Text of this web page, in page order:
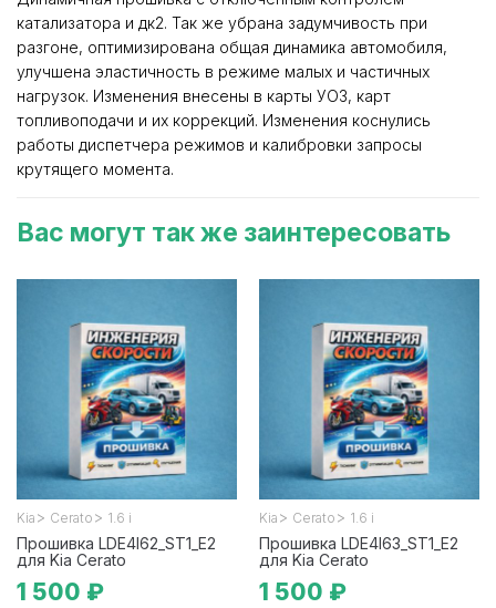
катализатора и дк2. Так же убрана задумчивость при
разгоне, оптимизирована общая динамика автомобиля,
улучшена эластичность в режиме малых и частичных
нагрузок. Изменения внесены в карты УОЗ, карт
топливоподачи и их коррекций. Изменения коснулись
работы диспетчера режимов и калибровки запросы
крутящего момента.
Вас могут так же заинтересовать
Kia > Cerato > 1.6 i
Прошивка LDE4I62_ST1_E2
для Kia Cerato
1 500 ₽
Kia > Cerato > 1.6 i
Прошивка LDE4I63_ST1_E2
для Kia Cerato
1 500 ₽